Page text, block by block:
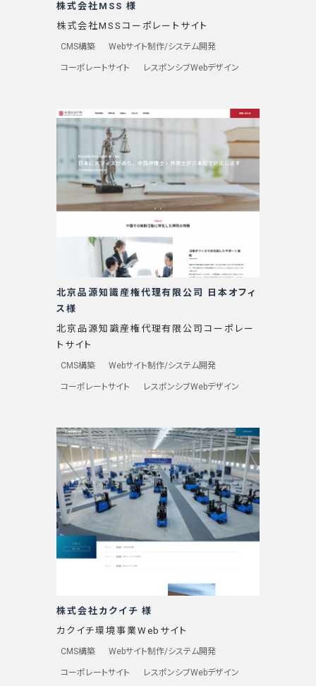
株式会社MSS 様
株式会社MSSコーポレートサイト
CMS構築 Webサイト制作/システム開発
コーポレートサイト レスポンシブWebデザイン
北京品源知識産権代理有限公司 日本オフィ
ス様
北京品源知識産権代理有限公司コーポレー
トサイト
CMS構築 Webサイト制作/システム開発
コーポレートサイト レスポンシブWebデザイン
株式会社カクイチ 様
カクイチ環境事業Webサイト
CMS構築 Webサイト制作/システム開発
コーポレートサイト レスポンシブWebデザイン